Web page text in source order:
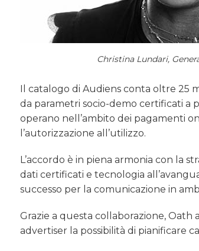
Christina Lundari,
Il catalogo di Audiens conta oltre 25
da parametri socio-demo certificati a
operano nell’ambito dei pagamenti
l’autorizzazione all’utilizzo.
L’accordo è in piena armonia con la
dati certificati e tecnologia
successo per la comunicazione in
Grazie a questa collaborazione,
advertiser la possibilità di pianificare